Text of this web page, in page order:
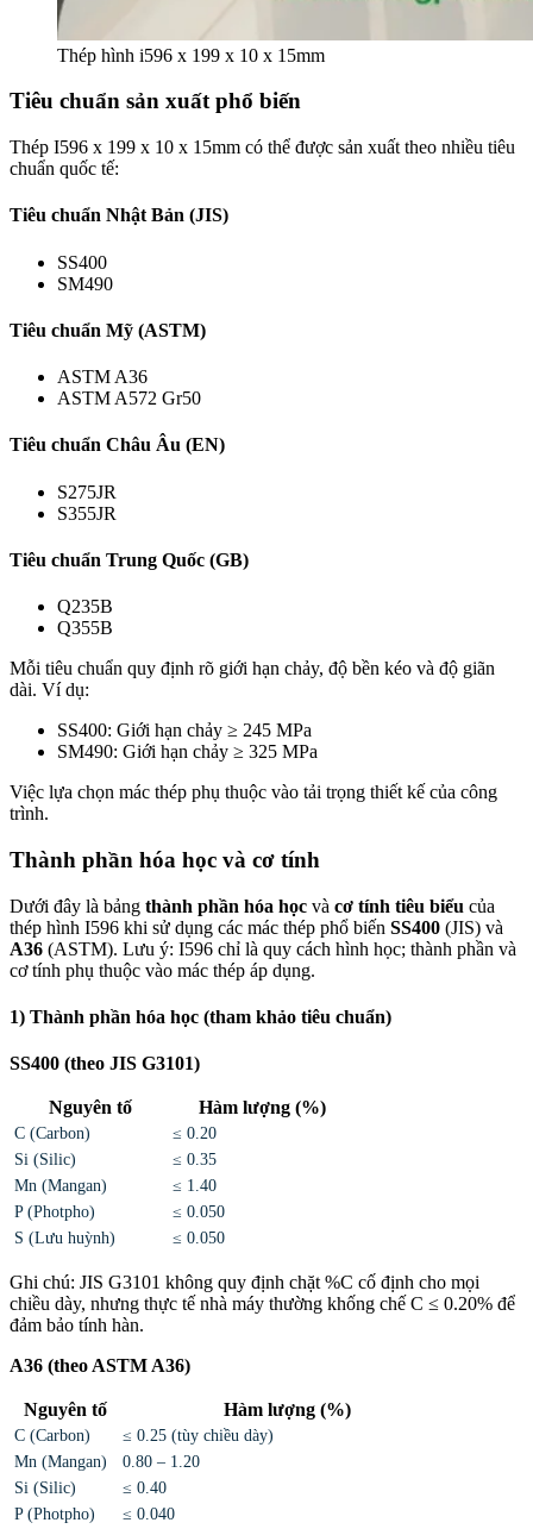
Thép hình i596 x 199 x 10 x 15mm
Tiêu chuẩn sản xuất phổ biến
Thép I596 x 199 x 10 x 15mm có thể được sản xuất theo nhiều tiêu
chuẩn quốc tế:
Tiêu chuẩn Nhật Bản (JIS)
SS400
SM490
Tiêu chuẩn Mỹ (ASTM)
ASTM A36
ASTM A572 Gr50
Tiêu chuẩn Châu Âu (EN)
S275JR
S355JR
Tiêu chuẩn Trung Quốc (GB)
Q235B
Q355B
Mỗi tiêu chuẩn quy định rõ giới hạn chảy, độ bền kéo và độ giãn
dài. Ví dụ:
SS400: Giới hạn chảy ≥ 245 MPa
SM490: Giới hạn chảy ≥ 325 MPa
Việc lựa chọn mác thép phụ thuộc vào tải trọng thiết kế của công
trình.
Thành phần hóa học và cơ tính
Dưới đây là bảng thành phần hóa học và cơ tính tiêu biểu của
thép hình I596 khi sử dụng các mác thép phổ biến SS400 (JIS) và
A36 (ASTM). Lưu ý: I596 chỉ là quy cách hình học; thành phần và
cơ tính phụ thuộc vào mác thép áp dụng.
1) Thành phần hóa học (tham khảo tiêu chuẩn)
SS400 (theo JIS G3101)
Nguyên tố Hàm lượng (%)
C (Carbon)
≤ 0.20
Si (Silic)
≤ 0.35
Mn (Mangan)
≤ 1.40
P (Photpho)
≤ 0.050
S (Lưu huỳnh)
≤ 0.050
Ghi chú: JIS G3101 không quy định chặt %C cố định cho mọi
chiều dày, nhưng thực tế nhà máy thường khống chế C ≤ 0.20% để
đảm bảo tính hàn.
A36 (theo ASTM A36)
Nguyên tố Hàm lượng (%)
C (Carbon)
≤ 0.25 (tùy chiều dày)
Mn (Mangan)
0.80 – 1.20
Si (Silic)
≤ 0.40
P (Photpho)
≤ 0.040